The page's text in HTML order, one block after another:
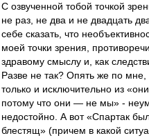
С озвученной тобой точкой
не раз, не два и не двадцать
себе сказать, что
моей точки зрения,
здравому смыслу и, как
Разве не так? Опять же по мне,
только и исключительно из
потому что они — не мы» -
недостойно. А вот «Спартак
блестящ» (причем в какой